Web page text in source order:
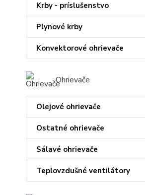
Krby - príslušenstvo
Plynové krby
Konvektorové ohrievače
Ohrievače
Olejové ohrievače
Ostatné ohrievače
Sálavé ohrievače
Teplovzdušné ventilátory